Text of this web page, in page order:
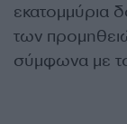
εκατομμύρια
των
σύμφωνα με